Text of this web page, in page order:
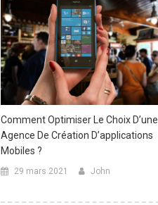
Comment Optimiser Le Choix D’une
Agence De Création D’applications
Mobiles ?
29 mars 2021 John